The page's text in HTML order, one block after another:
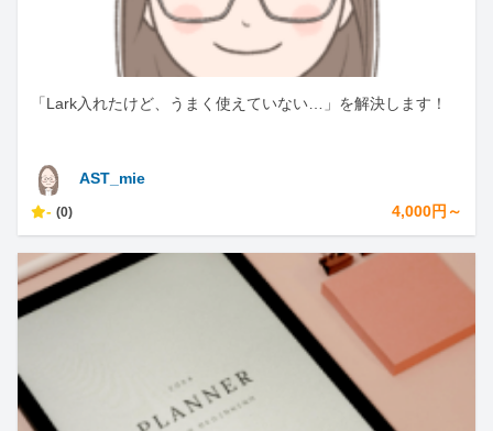
「Lark入れたけど、うまく使えていない…」を解決します！
AST_mie
- (0) 4,000円～